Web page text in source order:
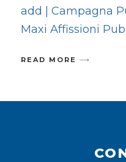
add | Campagna
Maxi Affissioni
READ MORE